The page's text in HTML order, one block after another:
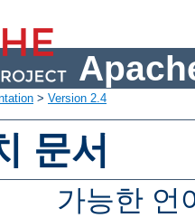
> Version 2.4
문서
가능한 언